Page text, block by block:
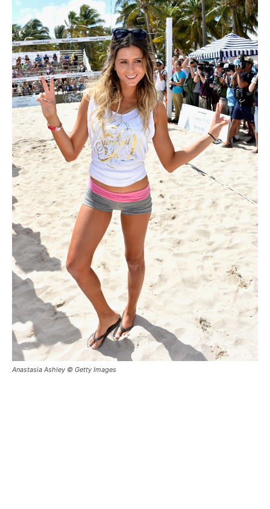
Anastasia Ashley © Getty Images